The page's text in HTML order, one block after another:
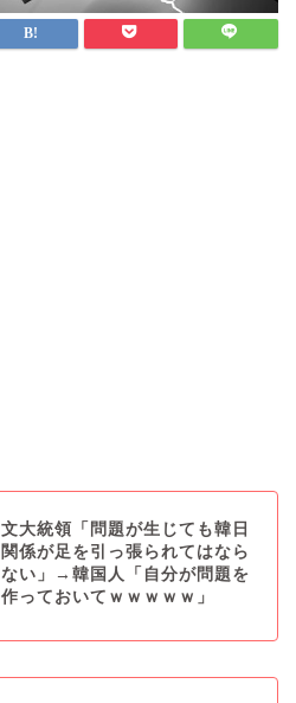
文大統領「問題が生じても韓日
関係が足を引っ張られてはなら
ない」→韓国人「自分が問題を
作っておいてｗｗｗｗｗ」